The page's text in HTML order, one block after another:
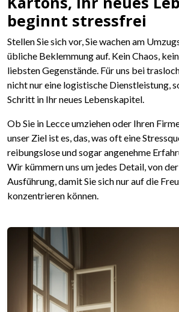
beginnt stressfrei
Stellen Sie sich vor, Sie wachen am
übliche Beklemmung auf. Kein Chaos,
liebsten Gegenstände. Für uns bei
nicht nur eine logistische Dienstleistung,
Schritt in Ihr neues Lebenskapitel.
Ob Sie in Lecce umziehen oder Ihren
unser Ziel ist es, das, was oft eine
reibungslose und sogar angenehme
Wir kümmern uns um jedes Detail, von
Ausführung, damit Sie sich nur auf die
konzentrieren können.